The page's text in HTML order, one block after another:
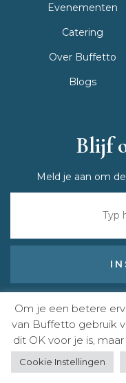
Evenementen
Catering
Over Buffetto
Blogs
Blijf
Meld je aan om
Copyright 2026
Afspraak
Om je een betere
van Buffetto gebruik
dit OK voor je is,
Cookie Instellingen